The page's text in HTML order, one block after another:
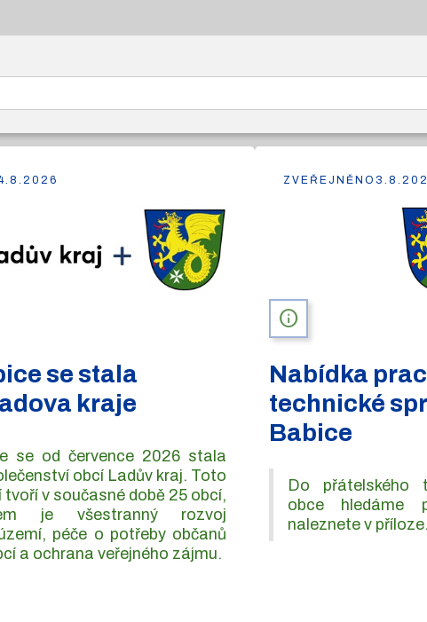
se stala
kraje
se od července 2026 stala
obcí Ladův kraj. Toto
v současné době 25 obcí,
je všestranný rozvoj
péče o potřeby občanů
a ochrana veřejného zájmu.
info
Nabídka
technické
Babice
Do přátelského
obce hledáme
naleznete v příloze.
ZVEŘEJNĚNO